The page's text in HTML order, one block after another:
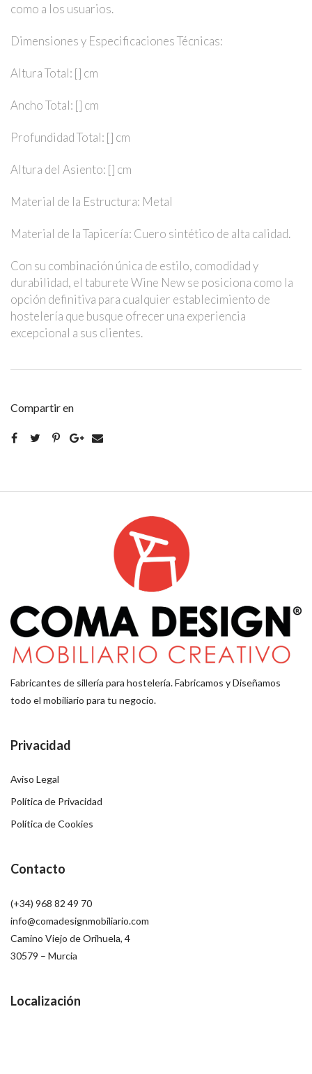
como a los usuarios.
Dimensiones y Especificaciones Técnicas:
Altura Total: [] cm
Ancho Total: [] cm
Profundidad Total: [] cm
Altura del Asiento: [] cm
Material de la Estructura: Metal
Material de la Tapicería: Cuero sintético de alta calidad.
Con su combinación única de estilo, comodidad y
durabilidad, el taburete Wine New se posiciona como la
opción definitiva para cualquier establecimiento de
hostelería que busque ofrecer una experiencia
excepcional a sus clientes.
Compartir en
Fabricantes de sillería para hostelería. Fabricamos y Diseñamos
todo el mobiliario para tu negocio.
Privacidad
Aviso Legal
Política de Privacidad
Política de Cookies
Contacto
(+34) 968 82 49 70
info@comadesignmobiliario.com
Camino Viejo de Orihuela, 4
30579 – Murcia
Localización